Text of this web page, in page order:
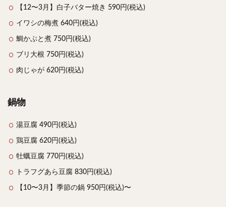
【12〜3月】白子バター焼き 590円(税込)
イワシの梅煮 640円(税込)
鯛かぶと煮 750円(税込)
ブリ大根 750円(税込)
肉じゃが 620円(税込)
鍋物
湯豆腐 490円(税込)
鶏豆腐 620円(税込)
牡蠣豆腐 770円(税込)
トラフグあら豆腐 830円(税込)
【10〜3月】季節の鍋 950円(税込)〜